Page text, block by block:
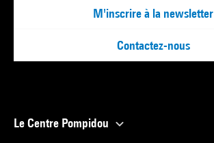
M'inscrire à la newsletter
Contactez-nous
Le Centre Pompidou